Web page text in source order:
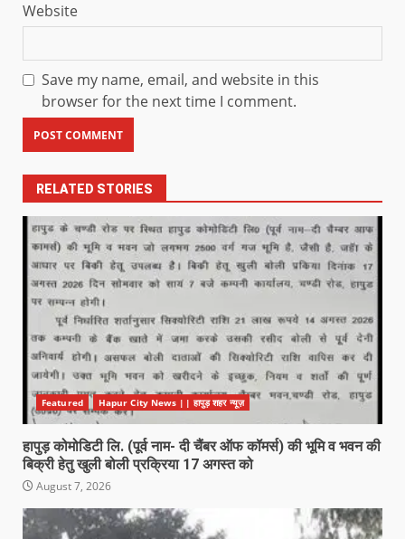
Website
Save my name, email, and website in this
browser for the next time I comment.
RELATED STORIES
Featured Hapur City News || हापुड़ शहर न्यूज़
हापुड़ कोमोडिटी लि. (पूर्व नाम- दी चैंबर ऑफ कॉमर्स) की भूमि व भवन की
बिक्री हेतु खुली बोली प्रक्रिया 17 अगस्त को
August 7, 2026